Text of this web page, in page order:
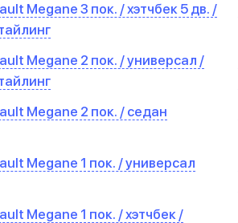
Megane 3 пок. / хэтчбек 5 дв. /
Megane 2 пок. / универсал /
Megane 2 пок. / седан
Megane 1 пок. / универсал
Megane 1 пок. / хэтчбек /